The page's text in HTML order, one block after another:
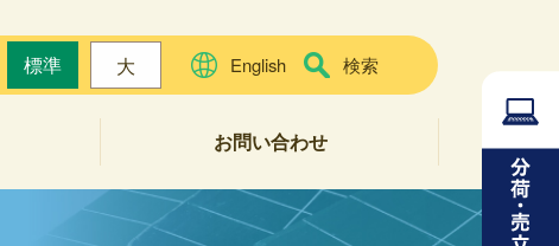
標準 大 English 検索
お問い合わせ
よくある質問
お問い合わせフォーム